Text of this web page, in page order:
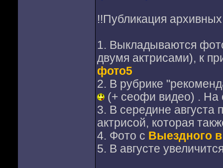
!!Публикация
1. Выкладываются
двумя актрисами), к
фото5
2. В рубрике
(+ сеофи видео) . На
3. В середине августа
актрисой, которая
4. Фото с Выездного
5. В августе